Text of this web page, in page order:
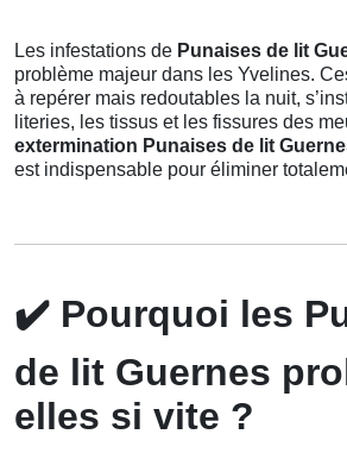
Les infestations de Punaises de lit
problème majeur dans les Yvelines.
à repérer mais redoutables la nuit,
literies, les tissus et les fissures des
extermination Punaises de lit
est indispensable pour éliminer
✔️ Pourquoi les
de lit Guernes
elles si vite ?